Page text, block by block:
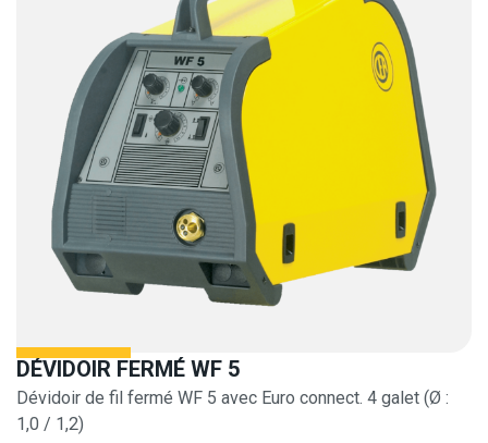
DÉVIDOIR FERMÉ WF 5
Dévidoir de fil fermé WF 5 avec Euro connect. 4 galet (Ø :
1,0 / 1,2)